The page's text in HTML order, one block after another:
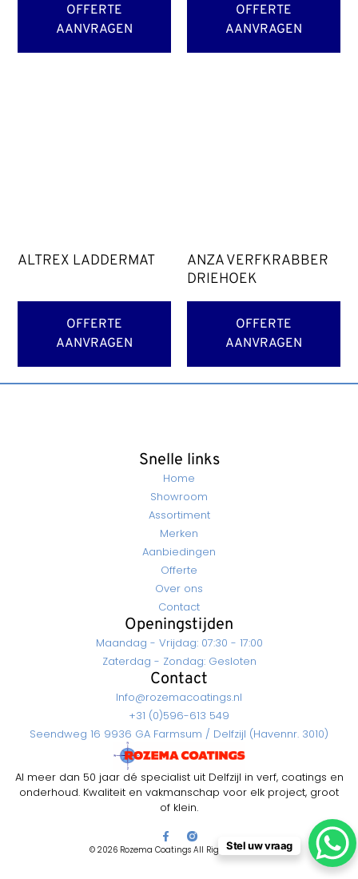
OFFERTE
AANVRAGEN
OFFERTE
AANVRAGEN
ALTREX LADDERMAT
OFFERTE
AANVRAGEN
ANZA VERFKRABBER
DRIEHOEK
OFFERTE
AANVRAGEN
Al meer dan 50 jaar dé specialist uit Delfzijl in verf, coatings en
onderhoud. Kwaliteit en vakmanschap voor elk project, groot
of klein.
© 2026 Rozema Coatings All Rights Reserved
Snelle links
Home
Showroom
Assortiment
Merken
Aanbiedingen
Offerte
Over ons
Contact
Openingstijden
Maandag - Vrijdag: 07:30 - 17:00
Zaterdag - Zondag: Gesloten
Contact
Info@rozemacoatings.nl
+31 (0)596-613 549
Seendweg 16 9936 GA Farmsum / Delfzijl (Havennr. 3010)
Stel uw vraag